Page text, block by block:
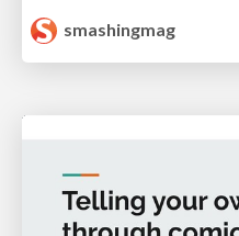
smashingmag